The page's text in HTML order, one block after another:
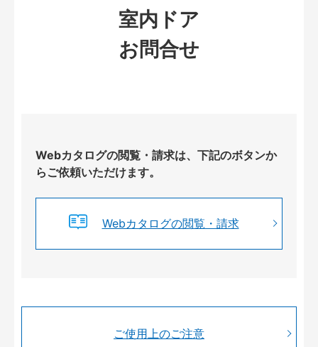
室内ドア
お問合せ
Webカタログの閲覧・請求は、下記のボタンか
らご依頼いただけます。
Webカタログの閲覧・請求
ご使用上のご注意